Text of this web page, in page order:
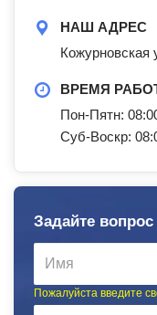
НАШ АДРЕС
Кожурновская
ВРЕМЯ
Пон-Пятн:
Суб-Воскр:
Задайте вопрос
Пожалуйста введите